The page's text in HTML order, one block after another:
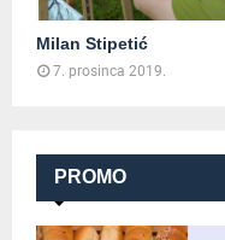
Milan Stipetić
7. prosinca 2019.
PROMO